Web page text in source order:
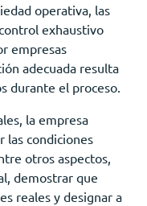
operativa, las
exhaustivo
empresas
adecuada resulta
durante el proceso.
la empresa
las condiciones
otros aspectos,
demostrar que
reales y designar a